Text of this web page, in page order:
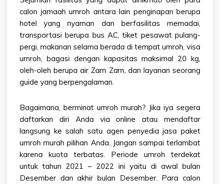
calon jamaah umroh antara lain penginapan berupa
hotel yang nyaman dan berfasilitas memadai,
transportasi berupa bus AC, tiket pesawat pulang-
pergi, makanan selama berada di tempat umroh, visa
umroh, bagasi dengan kapasitas maksimal 20 kg,
oleh-oleh berupa air Zam Zam, dan layanan seorang
guide yang berpengalaman.
Bagaimana, berminat umroh murah? Jika iya segera
daftarkan diri Anda via online atau mendaftar
langsung ke salah satu agen penyedia jasa paket
umroh murah pilihan Anda. Jangan sampai terlambat
karena kuota terbatas. Periode umroh terdekat
untuk tahun 2021 – 2022 ini yaitu di awal bulan
Desember dan akhir bulan Desember. Para calon